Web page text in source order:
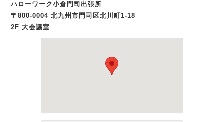
ハローワーク小倉門司出張所
〒800-0004 北九州市門司区北川町1-18
2F 大会議室